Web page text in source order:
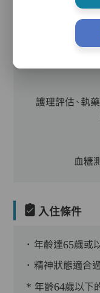
主管,護理員,
護理評估、執
血糖
入住條件
．年齡達65歲或
．精神狀態適合
* 年齡64歲以下